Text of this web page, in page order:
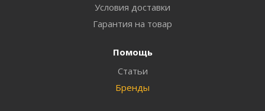
Условия доставки
Гарантия на товар
Помощь
Статьи
Бренды